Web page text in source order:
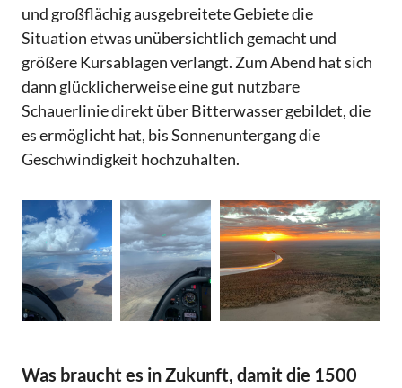
und großflächig ausgebreitete Gebiete die
Situation etwas unübersichtlich gemacht und
größere Kursablagen verlangt. Zum Abend hat sich
dann glücklicherweise eine gut nutzbare
Schauerlinie direkt über Bitterwasser gebildet, die
es ermöglicht hat, bis Sonnenuntergang die
Geschwindigkeit hochzuhalten.
Was braucht es in Zukunft, damit die 1500